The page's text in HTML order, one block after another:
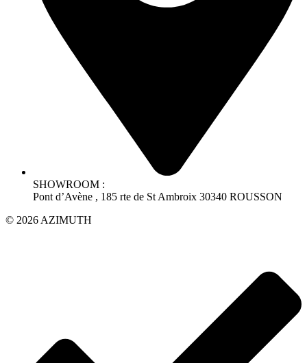
SHOWROOM :
Pont d’Avène , 185 rte de St Ambroix 30340 ROUSSON
© 2026 AZIMUTH